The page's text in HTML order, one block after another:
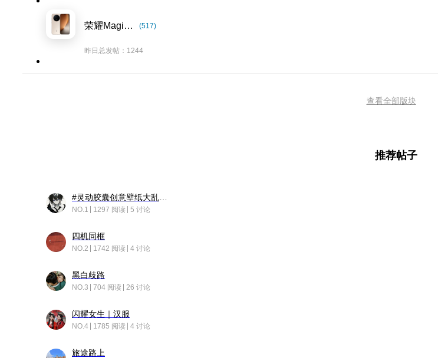
荣耀Magic8系列 (517)
昨日总发帖：1244
查看全部版块
推荐帖子
NO.1 1297 阅读 5 讨论
四机同框
NO.2 1742 阅读 4 讨论
黑白歧路
NO.3 704 阅读 26 讨论
闪耀女生｜汉服
NO.4 1785 阅读 4 讨论
旅途路上